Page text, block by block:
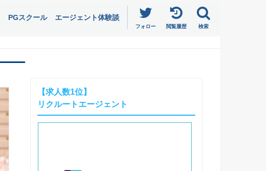
PGスクール エージェント体験談
フォロー 閲覧履歴 検索
【求人数1位】
リクルートエージェント